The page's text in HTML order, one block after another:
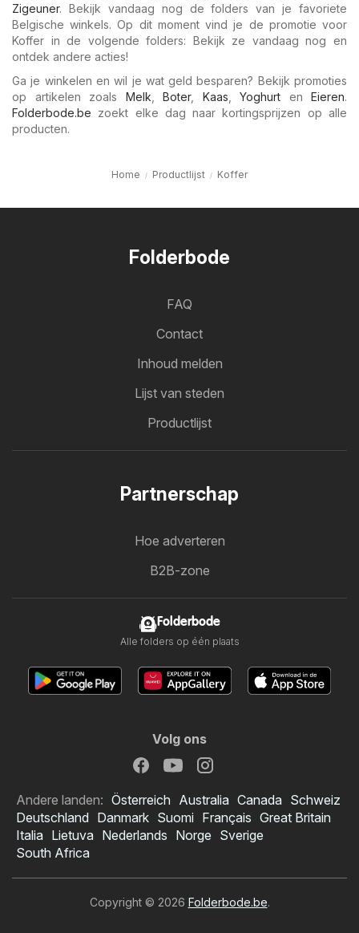
Zigeuner. Bekijk vandaag nog de folders van je favoriete
Belgische winkels. Op dit moment vind je de promotie voor
Koffer in de volgende folders: Bekijk ze vandaag nog en
ontdek andere acties!
Ga je winkelen en wil je wat geld besparen? Bekijk promoties
op artikelen zoals Melk Boter, Kaas Yoghurt en Eieren.
Folderbode.be zoekt elke dag naar kortingsprijzen op alle
producten.
Home Productlijst Koffer
Folderbode
FAQ
Contact
Inhoud melden
Lijst van steden
Productlijst
Partnerschap
Hoe adverteren
B2B-zone
Folderbode
Alle folders op één plaats
Volg ons
Andere landen: Österreich Australia Canada Schweiz
Deutschland Danmark Suomi Français Great Britain
Italia Lietuva Nederlands Norge Sverige
South Africa
Copyright © 2026 Folderbode.be.